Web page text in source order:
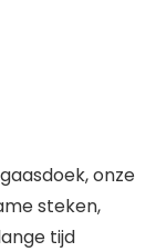
onze
steken,
tijd